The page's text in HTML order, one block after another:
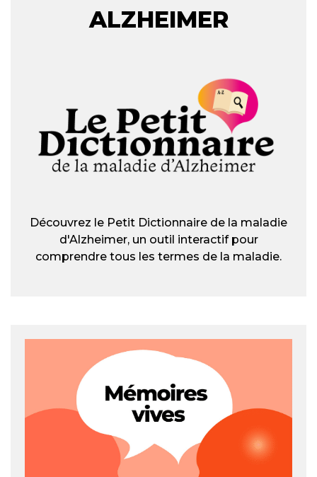
ALZHEIMER
Découvrez le Petit Dictionnaire de la maladie
d'Alzheimer, un outil interactif pour
comprendre tous les termes de la maladie.